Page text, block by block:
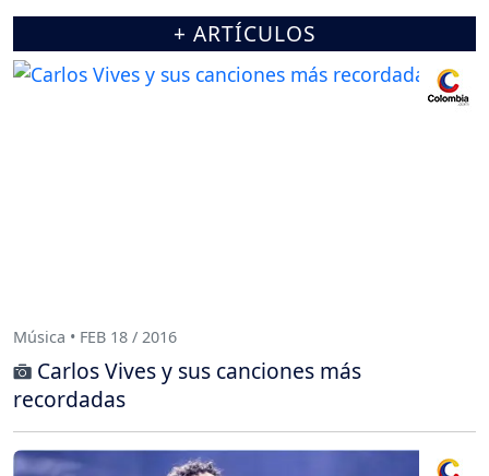
+ ARTÍCULOS
Música • FEB 18 / 2016
Carlos Vives y sus canciones más
recordadas